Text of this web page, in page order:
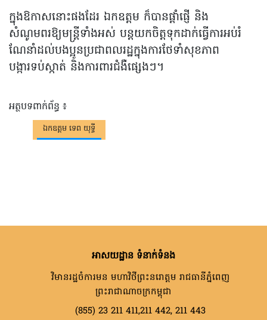
ក្នុងឱកាសនោះផងដែរ ឯកឧត្តម ក៏បានផ្តាំផ្ញើ និង
សំណូមពរឱ្យមន្ត្រីទាំងអស់ បន្តយកចិត្តទុកដាក់ធ្វើការអប់រំ
ណែនាំដល់បងប្អូនប្រជាពលរដ្ឋក្នុងការថែទាំសុខភាព
បង្ការទប់ស្កាត់ និងការពារជំងឺផ្សេងៗ។
អត្ថបទពាក់ព័ន្ធ ៖
ឯកឧត្តម ទេព យុទ្ធី
អាសយដ្ឋាន ទំនាក់ទំនង
វិមានរដ្ឋចំការមន មហាវិថីព្រះនរោត្តម រាជធានីភ្នំពេញ
ព្រះរាជាណាចក្រកម្ពុជា
(855) 23 211 411,211 442, 211 443